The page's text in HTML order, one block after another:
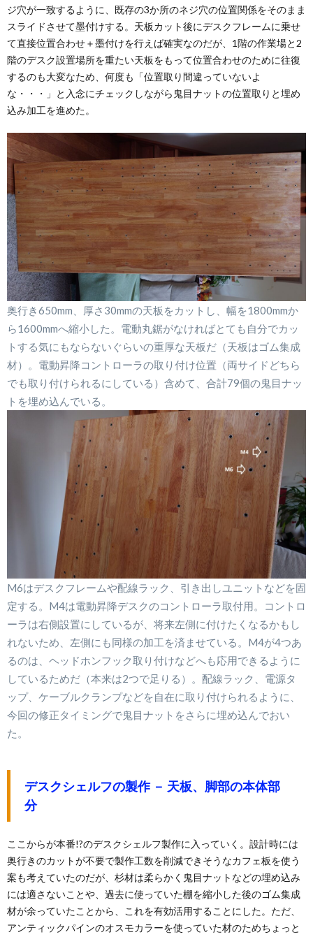
ジ穴が一致するように、既存の3か所のネジ穴の位置関係をそのまま
スライドさせて墨付けする。天板カット後にデスクフレームに乗せ
て直接位置合わせ＋墨付けを行えば確実なのだが、1階の作業場と2
階のデスク設置場所を重たい天板をもって位置合わせのために往復
するのも大変なため、何度も「位置取り間違っていないよ
な・・・」と入念にチェックしながら鬼目ナットの位置取りと埋め
込み加工を進めた。
奥行き650mm、厚さ30mmの天板をカットし、幅を1800mmか
ら1600mmへ縮小した。電動丸鋸がなければとても自分でカッ
トする気にもならないぐらいの重厚な天板だ（天板はゴム集成
材）。電動昇降コントローラの取り付け位置（両サイドどちら
でも取り付けられるにしている）含めて、合計79個の鬼目ナッ
トを埋め込んでいる。
M6はデスクフレームや配線ラック、引き出しユニットなどを固
定する。M4は電動昇降デスクのコントローラ取付用。コントロ
ーラは右側設置にしているが、将来左側に付けたくなるかもし
れないため、左側にも同様の加工を済ませている。M4が4つあ
るのは、ヘッドホンフック取り付けなどへも応用できるように
しているためだ（本来は2つで足りる）。配線ラック、電源タ
ップ、ケーブルクランプなどを自在に取り付けられるように、
今回の修正タイミングで鬼目ナットをさらに埋め込んでおい
た。
デスクシェルフの製作 － 天板、脚部の本体部
分
ここからが本番!?のデスクシェルフ製作に入っていく。設計時には
奥行きのカットが不要で製作工数を削減できそうなカフェ板を使う
案も考えていたのだが、杉材は柔らかく鬼目ナットなどの埋め込み
には適さないことや、過去に使っていた棚を縮小した後のゴム集成
材が余っていたことから、これを有効活用することにした。ただ、
アンティックパインのオスモカラーを使っていた材のためちょっと